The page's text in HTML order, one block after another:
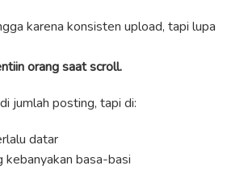
karena konsisten upload, tapi lupa
orang saat scroll.
jumlah posting, tapi di:
datar
kebanyakan basa-basi